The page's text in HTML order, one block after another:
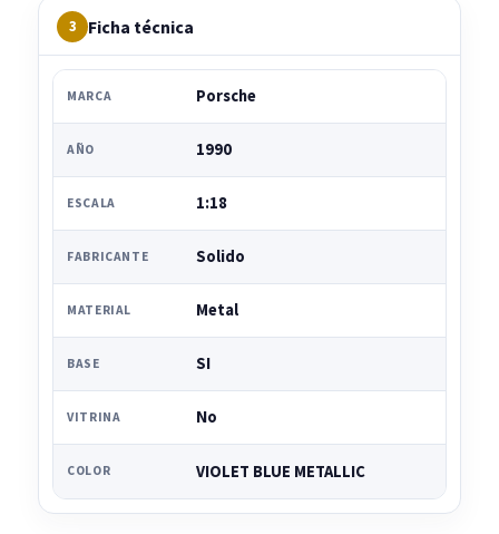
3 Ficha técnica
MARCA Porsche
AÑO 1990
ESCALA 1:18
FABRICANTE Solido
MATERIAL Metal
BASE SI
VITRINA No
COLOR VIOLET BLUE METALLIC